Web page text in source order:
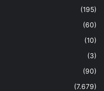
(195)
(60)
(10)
(3)
(90)
(7.679)